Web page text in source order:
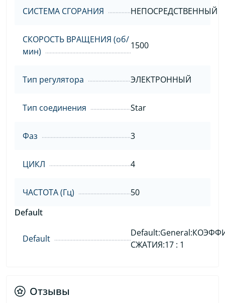
СИСТЕМА СГОРАНИЯ НЕПОСРЕДСТВЕННЫЙ
СКОРОСТЬ ВРАЩЕНИЯ (об/
мин)
1500
Тип регулятора ЭЛЕКТРОННЫЙ
Тип соединения Star
Фаз 3
ЦИКЛ 4
ЧАСТОТА (Гц)
50
Default
Default
СЖАТИЯ:17 : 1
Отзывы